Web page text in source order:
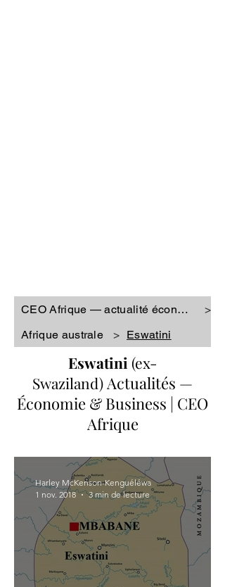
CEO Afrique — actualité économique
>
Afrique australe
> Eswatini
Eswatini (ex-
Swaziland)Actualités —
Économie & Business | CEO
Afrique
Harley McKenson-Kenguéléwa
1 nov. 2018
3 min de lecture